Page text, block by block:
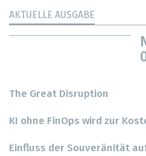
AKTUELLE AUSGABE
The Great Disruption
KI ohne FinOps wird zur
Einfluss der Souveränität